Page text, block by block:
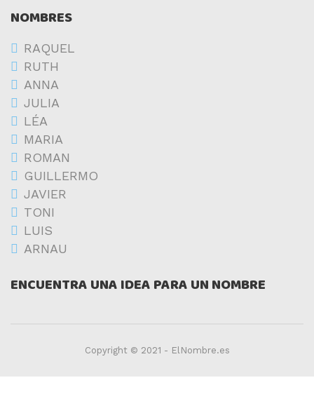
NOMBRES
RAQUEL
RUTH
ANNA
JULIA
LÉA
MARIA
ROMAN
GUILLERMO
JAVIER
TONI
LUIS
ARNAU
ENCUENTRA UNA IDEA PARA UN NOMBRE
Copyright © 2021 - ElNombre.es